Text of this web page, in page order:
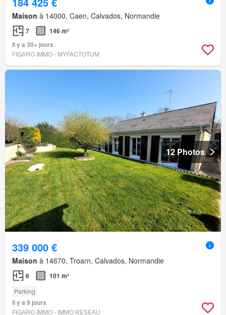
Maison à 14000, Caen, Calvados, Normandie
7
146 m²
Il y a 30+ jours
FIGARO IMMO - MYFACTOTUM
12 Photos
339 000 €
Maison à 14670, Troarn, Calvados, Normandie
6 101 m²
Parking
Il y a 9 jours
FIGARO IMMO - IMMO RESEAU